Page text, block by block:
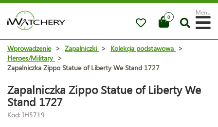
0
Menu
Wprowadzenie > Zapalniczki > Kolekcja podstawowa >
Heroes/Military >
Zapalniczka Zippo Statue of Liberty We Stand 1727
Zapalniczka Zippo Statue of Liberty We
Stand 1727
Kod: IH5719